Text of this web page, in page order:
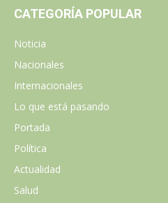
CATEGORÍA POPULAR
Noticia
Nacionales
Internacionales
Lo que está pasando
Portada
Política
Actualidad
Salud